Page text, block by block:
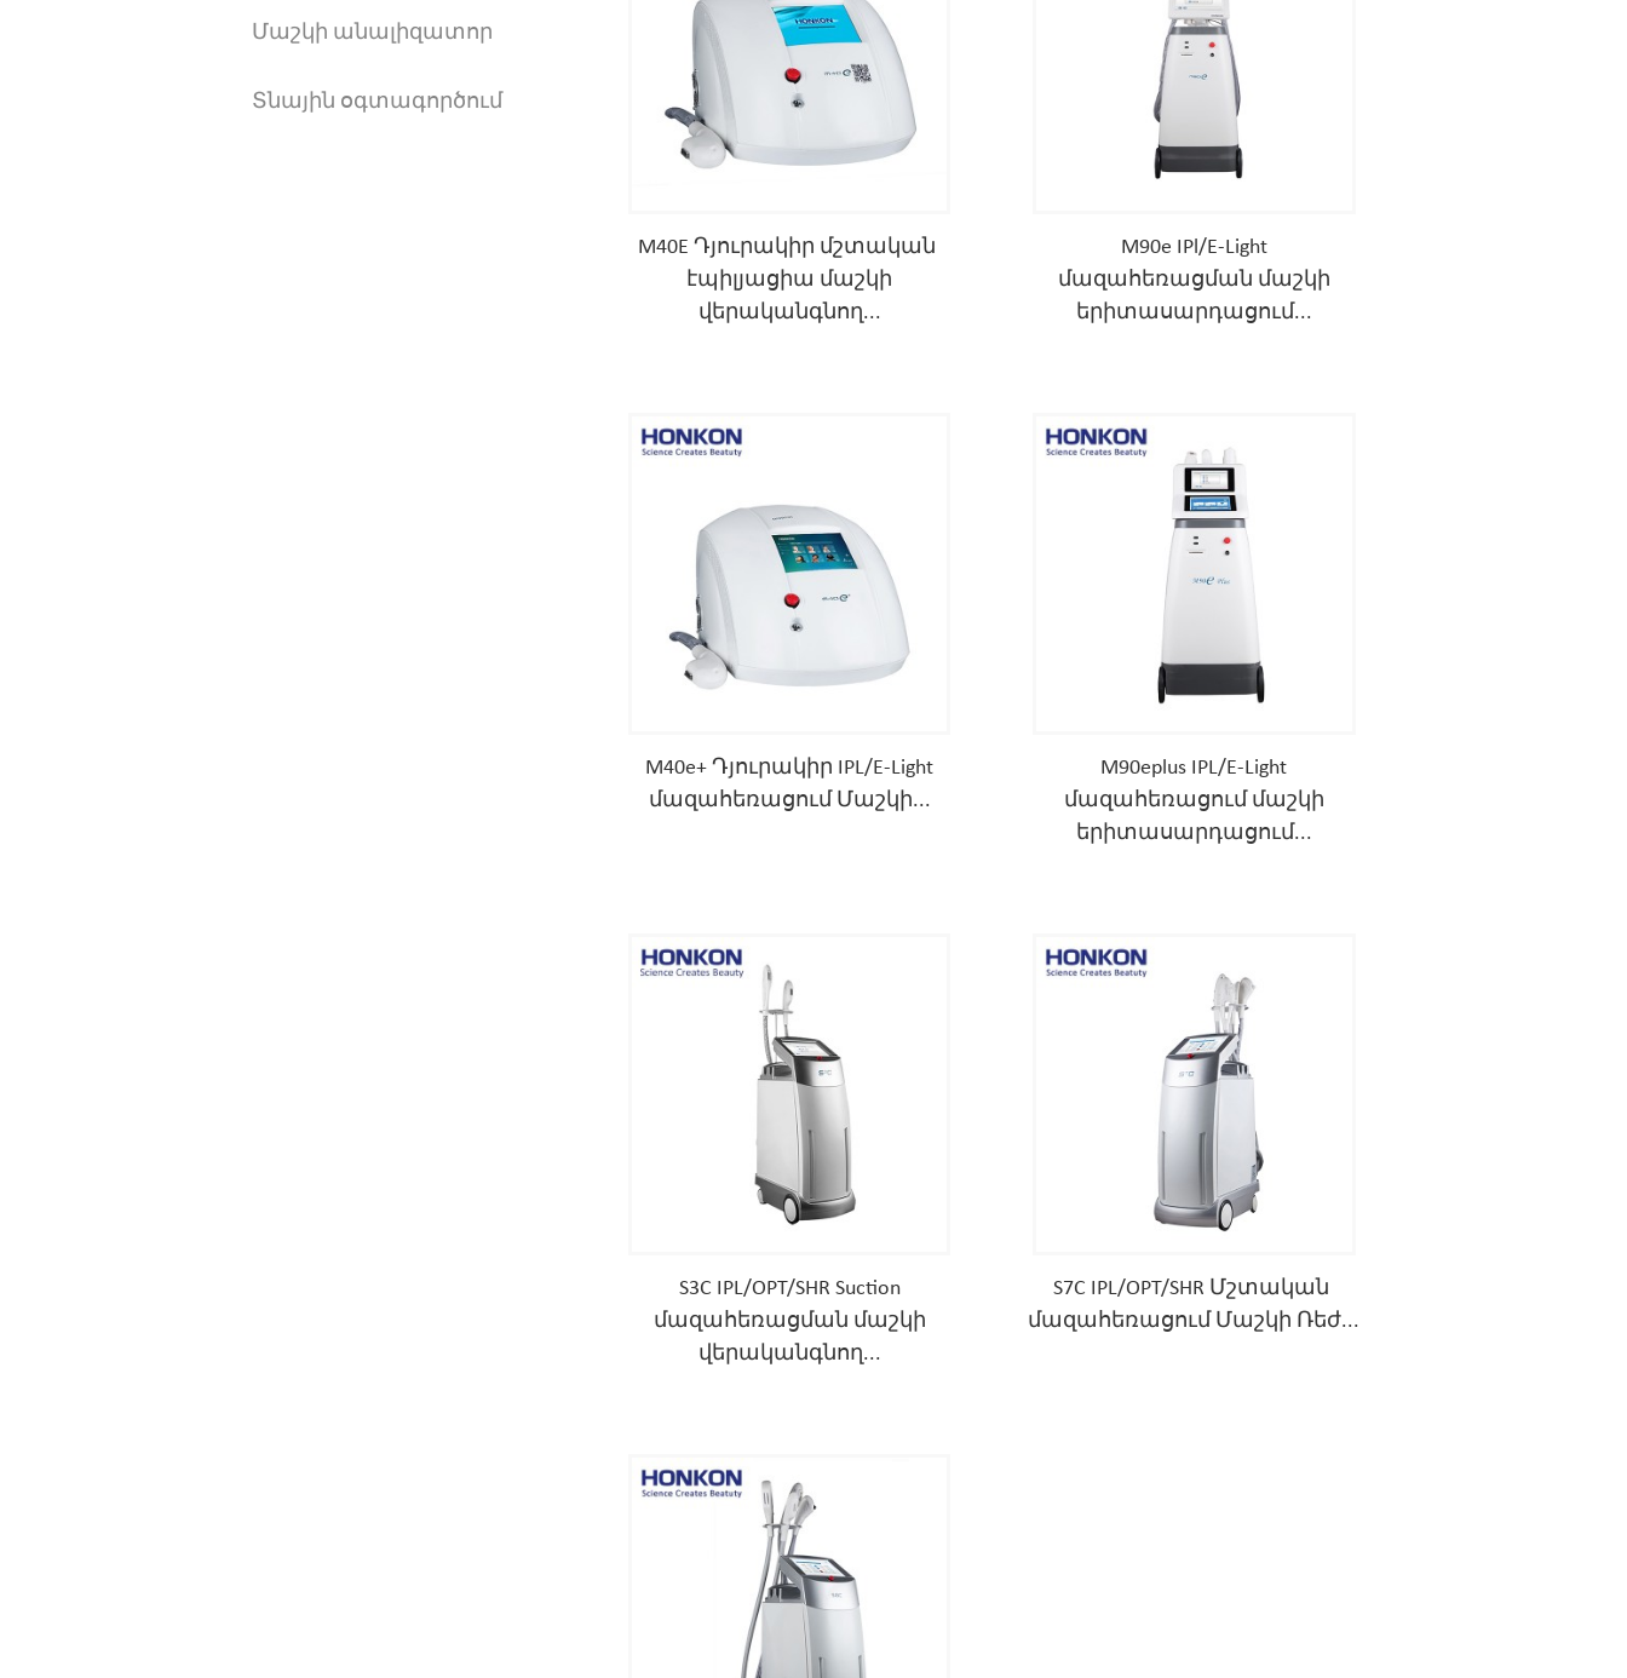
Մաշկի անալիզատոր
Տնային օգտագործում
M40E Դյուրակիր մշտական ​​
էպիլյացիա մաշկի
վերականգնող...
M90e IPl/E-Light
մազահեռացման մաշկի
երիտասարդացում...
M40e+ Դյուրակիր IPL/E-Light
մազահեռացում Մաշկի...
M90eplus IPL/E-Light
մազահեռացում մաշկի
երիտասարդացում...
S3C IPL/OPT/SHR Suction
մազահեռացման մաշկի
վերականգնող...
S7C IPL/OPT/SHR Մշտական ​​
մազահեռացում Մաշկի Ռեժ...